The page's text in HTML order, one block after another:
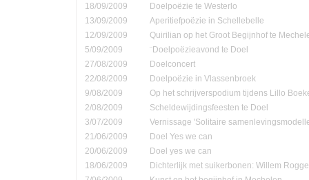
18/09/2009
Doelpoëzie te Westerlo
13/09/2009
Aperitiefpoëzie in Schellebelle
12/09/2009
Quirilian op het Groot Begijnhof te
5/09/2009
¨Doelpoëzieavond te Doel
27/08/2009
Doelconcert
22/08/2009
Doelpoëzie in Vlassenbroek
9/08/2009
Op het schrijverspodium tijdens Lillo
2/08/2009
Scheldewijdingsfeesten te Doel
3/07/2009
Vernissage 'Solitaire
21/06/2009
Doel Yes we can
20/06/2009
Doel yes we can
18/06/2009
Dichterlijk met suikerbonen: Willem